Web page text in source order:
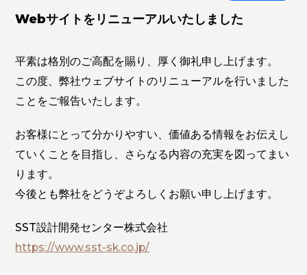
Webサイトをリニューアルいたしました
平素は格別のご高配を賜り、厚く御礼申し上げます。
この度、弊社ウェブサイトのリニューアルを行いました
ことをご報告いたします。
お客様にとって分かりやすい、価値ある情報をお伝えし
ていくことを目指し、さらなる内容の充実を図ってまい
ります。
今後とも弊社をどうぞよろしくお願い申し上げます。
SST設計開発センター株式会社
https://www.sst-sk.co.jp/